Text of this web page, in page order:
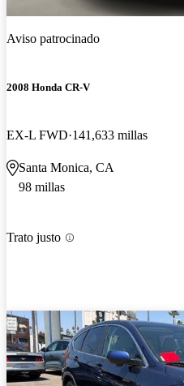
Aviso patrocinado
2008 Honda CR-V
EX-L FWD 141,633 millas
Santa Monica, CA
98 millas
Trato justo